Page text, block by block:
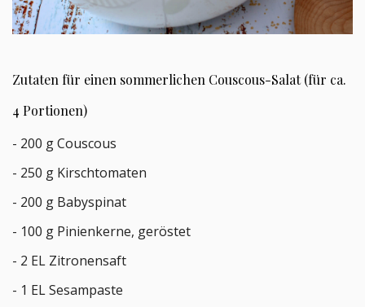
Zutaten für einen sommerlichen Couscous-Salat (für ca.
4 Portionen)
- 200 g Couscous
- 250 g Kirschtomaten
- 200 g Babyspinat
- 100 g Pinienkerne, geröstet
- 2 EL Zitronensaft
- 1 EL Sesampaste